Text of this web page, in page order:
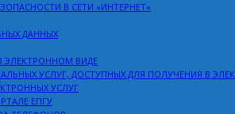
В СЕТИ «ИНТЕРНЕТ»
ДАННЫХ
ЭЛЕКТРОННОМ ВИДЕ
УСЛУГ, ДОСТУПНЫХ ДЛЯ ПОЛУЧЕНИЯ В
УСЛУГ
ЕПГУ